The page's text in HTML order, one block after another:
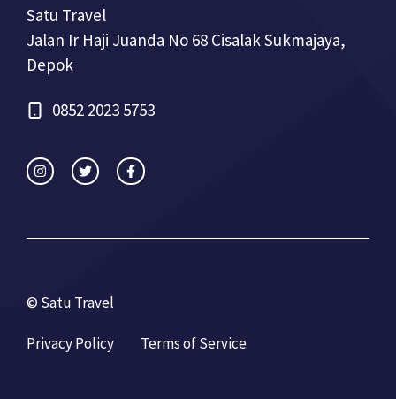
Satu Travel
Jalan Ir Haji Juanda No 68 Cisalak Sukmajaya,
Depok
0852 2023 5753
© Satu Travel
Privacy Policy Terms of Service